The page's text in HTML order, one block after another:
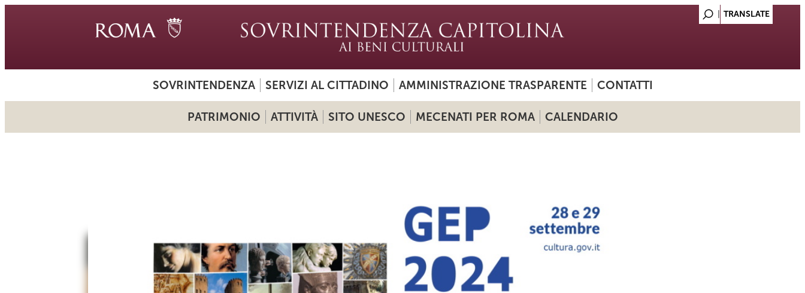
SOVRINTENDENZA SERVIZI AL CITTADINO AMMINISTRAZIONE TRASPARENTE CONTATTI
PATRIMONIO ATTIVITÀ SITO UNESCO MECENATI PER ROMA CALENDARIO